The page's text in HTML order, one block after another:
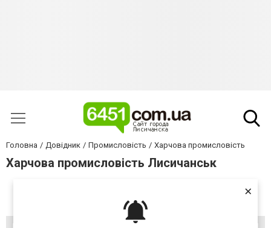
×
Головна Довідник Промисловість Харчова промисловість
Харчова промисловість Лисичанськ